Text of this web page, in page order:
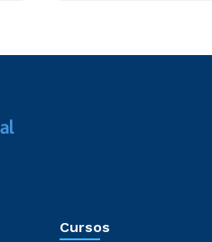
Cursos